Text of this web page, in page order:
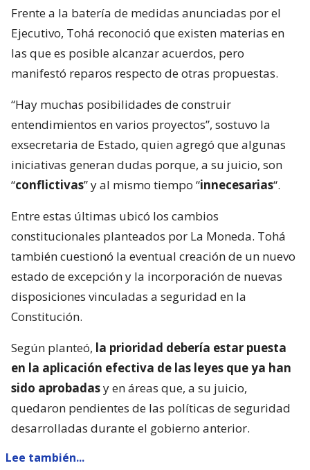
Frente a la batería de medidas anunciadas por el
Ejecutivo, Tohá reconoció que existen materias en
las que es posible alcanzar acuerdos, pero
manifestó reparos respecto de otras propuestas.
“Hay muchas posibilidades de construir
entendimientos en varios proyectos”, sostuvo la
exsecretaria de Estado, quien agregó que algunas
iniciativas generan dudas porque, a su juicio, son
“conflictivas” y al mismo tiempo “innecesarias“.
Entre estas últimas ubicó los cambios
constitucionales planteados por La Moneda. Tohá
también cuestionó la eventual creación de un nuevo
estado de excepción y la incorporación de nuevas
disposiciones vinculadas a seguridad en la
Constitución.
Según planteó, la prioridad debería estar puesta
en la aplicación efectiva de las leyes que ya han
sido aprobadasy en áreas que, a su juicio,
quedaron pendientes de las políticas de seguridad
desarrolladas durante el gobierno anterior.
Lee también...